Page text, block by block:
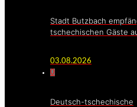
Stadt Butzbach
tschechischen Gäste
03.08.2026
0
Deutsch-tschechische